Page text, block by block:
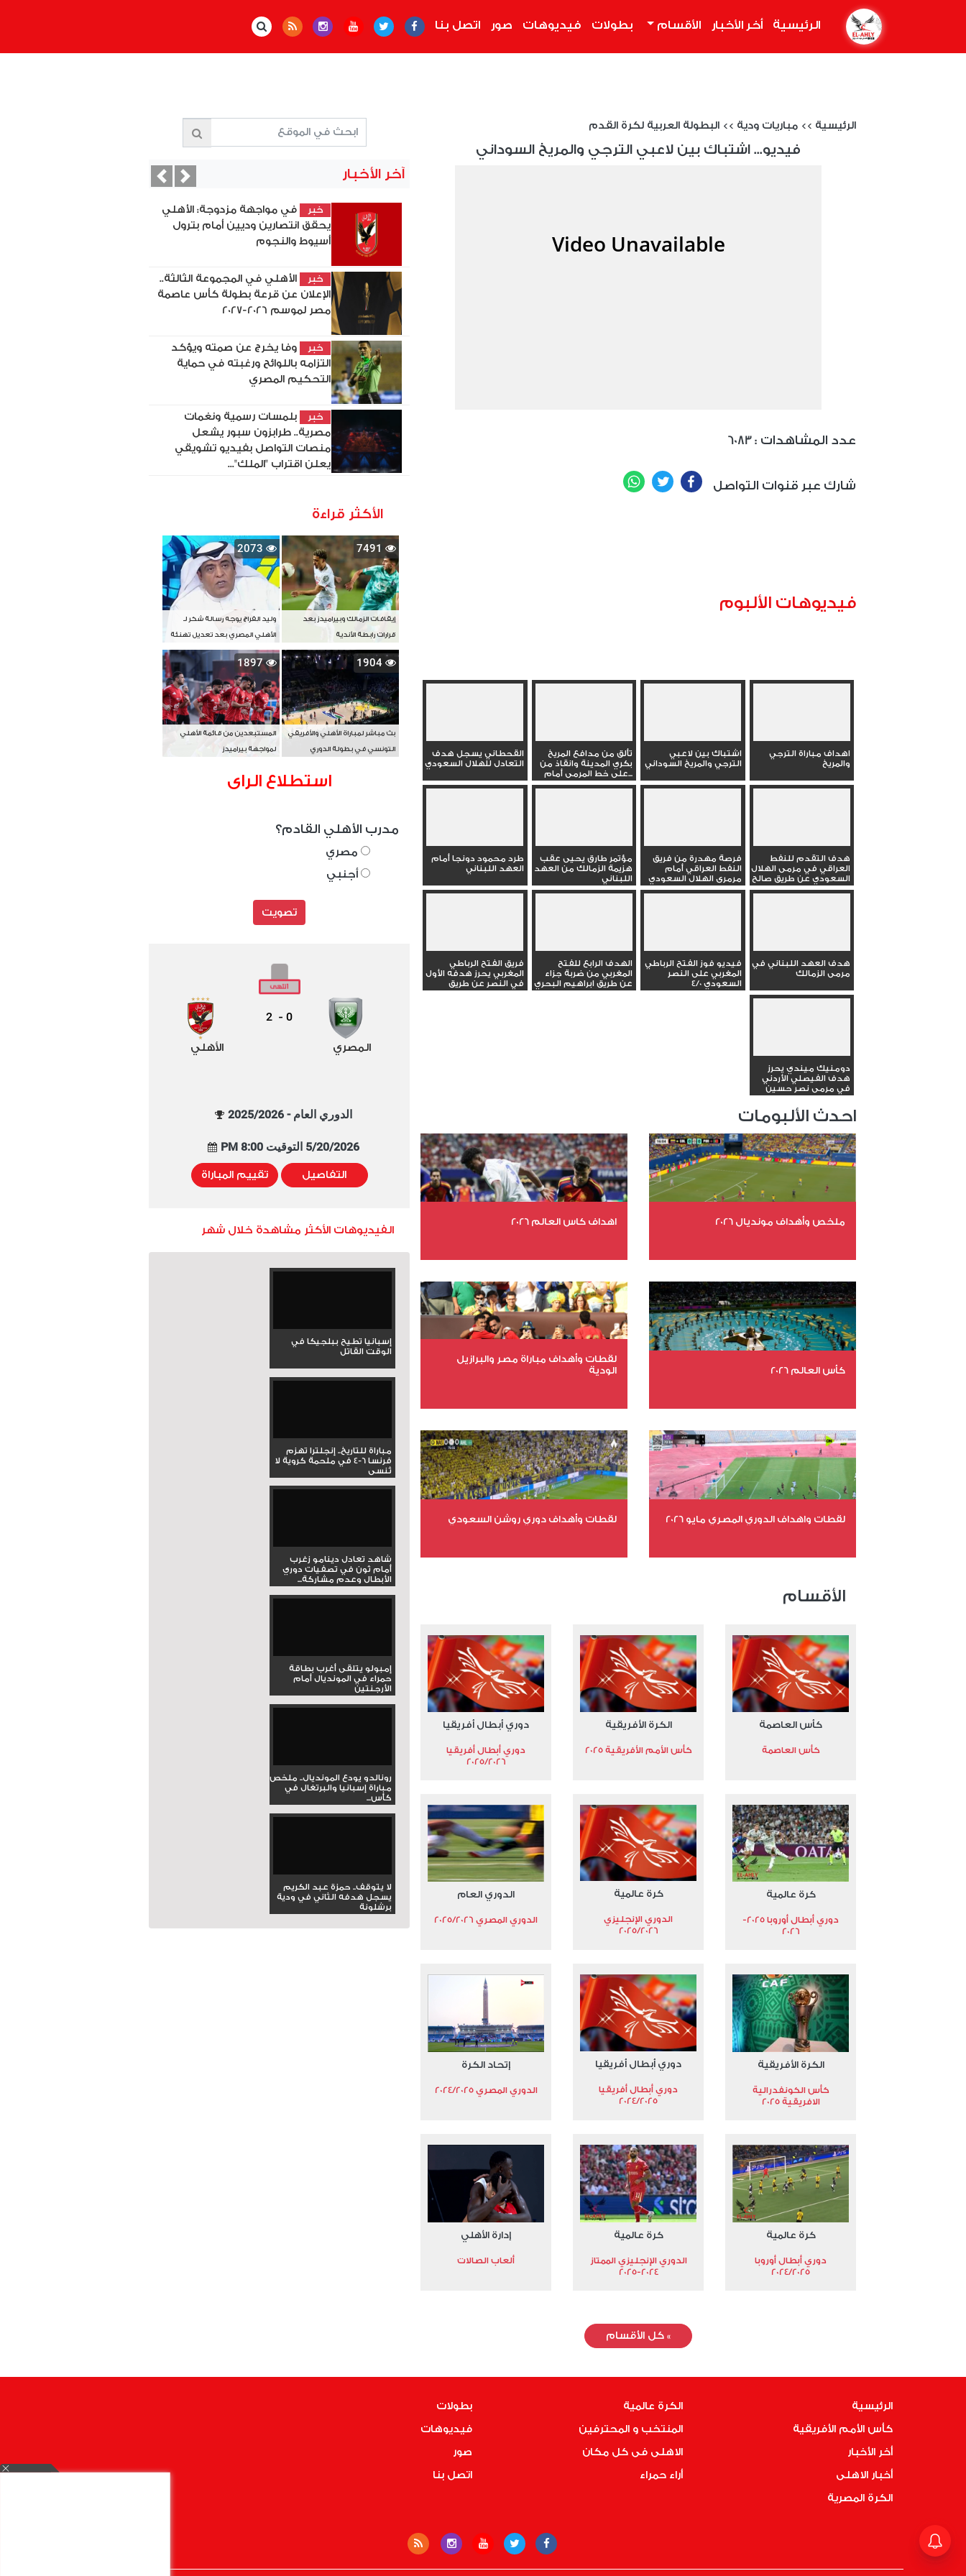
الرئيسية أخر الأخبار الأقسام بطولات فيديوهات صور اتصل بنا
الرئيسية >> مباريات ودية >> البطولة العربية لكرة القدم
فيديو... اشتباك بين لاعبي الترجي والمريخ السوداني
6083 : عدد المشاهدات
شارك عبر قنوات التواصل Facebook
Twitter
WhatsApp
فيديوهات الألبوم
اهداف مباراة الترجي
والمريخ
اشتباك بين لاعبي
الترجي والمريخ السوداني
تألق من مدافع المريخ
بكري المدينة وانقاذ من
على خط المرمى أمام...
القحطاني يسجل هدف
التعادل للهلال السعودي
هدف التقدم للنفط
العراقي في مرمى الهلال
السعودي عن طريق صالح
سدير
فرصة مهدرة من فريق
النفط العراقي أمام
مرمرى الهلال السعودي
مؤتمر طارق يحيى عقب
هزيمة الزمالك من العهد
اللبناني
طرد محمود دونجا أمام
العهد اللبناني
هدف العهد اللبناني في
مرمى الزمالك
فيديو فوز الفتح الرباطي
المغربي على النصر
السعودي 4/0
الهدف الرابع للفتح
المغربي من ضربة جزاء
عن طريق ابراهيم البحري
فريق الفتح الرباطي
المغربي يحرز هدفه الأول
في النصر عن طريق
دومنيك ميندي يحرز
هدف الفيصلي الأردني
في مرمى نصر حسين
احدث الألبومات
ملخص وأهداف مونديال 2026
عدد المشاهدات 4574
اهداف كاس العالم 2026
عدد المشاهدات 1969
كأس العالم 2026
عدد المشاهدات 10424
لقطات وأهداف مباراة مصر والبرازيل
الودية
عدد المشاهدات 15504
لقطات واهداف الدوري المصري مايو 2026 لقطات وأهداف دوري روشن السعودي
الأقسام
كأس العاصمة
كأس العاصمة
الكرة الأفريقية
كأس الأمم الأفريقية 2025
دوري أبطال أفريقيا
دوري أبطال أفريقيا
2025/2026
كرة عالمية
دوري أبطال أوروبا 2025-
2026
كرة عالمية
الدوري الإنجليزي
2025/2026
الدوري العام
الدوري المصري 2025/2026
الكرة الأفريقية
كأس الكونفدرالية
الافريقية 2025
دوري أبطال أفريقيا
دوري أبطال أفريقيا
2024/2025
إتحاد الكرة
الدوري المصري 2024/2025
كرة عالمية
دوري أبطال أوروبا
2024/2025
كرة عالمية
الدوري الإنجليزي الممتاز
2024-2025
إدارة الأهلي
ألعاب الصالات
»كل الأقسام
آخر الأخبار
خبر
في مواجهة مزدوجة: الأهلي
يحقق انتصارين وديين أمام بترول
أسيوط والنجوم
خبر
الأهلي في المجموعة الثالثة..
الإعلان عن قرعة بطولة كأس عاصمة
مصر لموسم 2026-2027
خبر
وفا يخرج عن صمته ويؤكد
التزامه باللوائح ورغبته في حماية
التحكيم المصري
خبر
بلمسات رسمية ونغمات
مصرية.. طرابزون سبور يشعل
منصات التواصل بفيديو تشويقي
يعلن اقتراب "الملك"...
PreviousNext
الأكثر قراءة
7491
إيقافات الزمالك وبيراميدز بعد
قرارات رابطة الأندية
2073
وليد الفراج يوجه رسالة شكر لـ
الأهلي المصري بعد تعديل تهنئة
بطل آسيا
1904
بث مباشر لمباراة الأهلي والأفريقي
التونسي في بطولة الدوري
1897
المستبعدين من قائمة الأهلي
لمواجهة بيراميدز
استطلاع الراى
مدرب الأهلي القادم؟
مصري
أجنبي
تصويت
المصري
0
-
2
الأهلي
الدوري العام - 2025/2026
5/20/2026 التوقيت 8:00 PM
التفاصيل تقييم المباراة
الفيديوهات الأكثر مشاهدة خلال شهر
إسبانيا تطيح ببلجيكا في
الوقت القاتل
مباراة للتاريخ.. إنجلترا تهزم
فرنسا 6-4 في ملحمة كروية لا
تُنسى
شاهد تعادل دينامو زغرب
أمام ثون في تصفيات دوري
الأبطال وعدم مشاركة...
إمبولو يتلقى أغرب بطاقة
حمراء في المونديال أمام
الأرجنتين
رونالدو يودع المونديال.. ملخص
مباراة إسبانيا والبرتغال في
كأس...
لا يتوقف.. حمزة عبد الكريم
يسجل هدفه الثاني في ودية
برشلونة
الرئيسية
كأس الأمم الأفريقية
أخر الأخبار
أخبار الاهلى
الكرة المصرية
الكرة عالمية
المنتخب و المحترفين
الاهلى فى كل مكان
أراء حمراء
بطولات
فيديوهات
صور
اتصل بنا